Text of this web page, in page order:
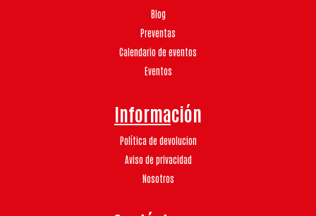
Blog
Preventas
Calendario de eventos
Eventos
Información
Política de devolucion
Aviso de privacidad
Nosotros